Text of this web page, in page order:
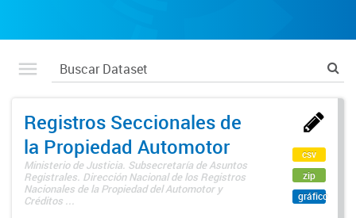
Registros Seccionales de
la Propiedad Automotor
Ministerio de Justicia. Subsecretaría de Asuntos
Registrales. Dirección Nacional de los Registros
Nacionales de la Propiedad del Automotor y
Créditos ...
csv
zip
gráfico